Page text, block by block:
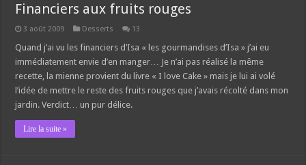
Financiers aux fruits rouges
3 août 2009 Desserts 13
Quand j’ai vu les financiers d’Isa « les gourmandises d’Isa » j’ai eu
immédiatement envie d’en manger… Je n’ai pas réalisé la même
recette, la mienne provient du livre « I love Cake » mais je lui ai volé
l’idée de mettre le reste des fruits rouges que j’avais récolté dans mon
jardin. Verdict… un pur délice.
Lire la suite »